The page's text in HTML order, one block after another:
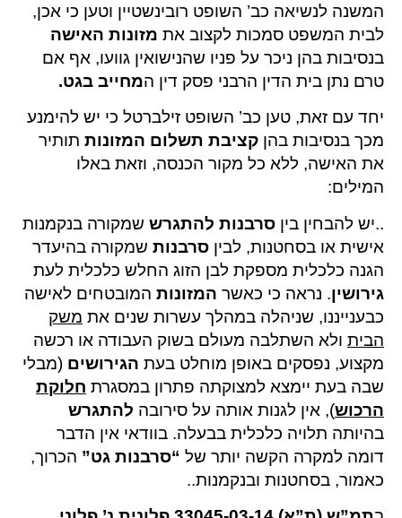
המשנה לנשיאה כב’ השופט רובינשטיין וטען כי אכן,
לבית המשפט סמכות לקצוב את מזונות האישה
בנסיבות בהן ניכר על פניו שהנישואין גוועו, אף אם
טרם נתן בית הדין הרבני פסק דין המחייב בגט.
יחד עם זאת, טען כב’ השופט זילברטל כי יש להימנע
מכך בנסיבות בהן קציבת תשלום המזונות תותיר
את האישה, ללא כל מקור הכנסה, וזאת באלו
המילים:
..יש להבחין בין סרבנות להתגרש שמקורה בנקמנות
אישית או בסחטנות, לבין סרבנות שמקורה בהיעדר
הגנה כלכלית מספקת לבן הזוג החלש כלכלית לעת
גירושין. נראה כי כאשר המזונות המובטחים לאישה
כבענייננו, שניהלה במהלך עשרות שנים את משק
הבית ולא השתלבה מעולם בשוק העבודה או רכשה
מקצוע, נפסקים באופן מוחלט בעת הגירושים (מבלי
שבה בעת יימצא למצוקתה פתרון במסגרת חלוקת
הרכוש), אין לגנות אותה על סירובה להתגרש
בהיותה תלויה כלכלית בבעלה. בוודאי אין הדבר
דומה למקרה הקשה יותר של “סרבנות גט” הכרוך,
כאמור, בסחטנות ובנקמנות..